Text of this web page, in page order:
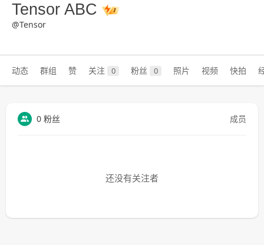
Tensor ABC
@Tensor
动态 群组 赞 关注 0 粉丝 0 照片 视频 快拍
0 粉丝 成员
还没有关注者